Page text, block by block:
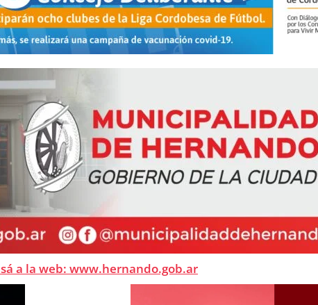
a la web: www.hernando.gob.ar